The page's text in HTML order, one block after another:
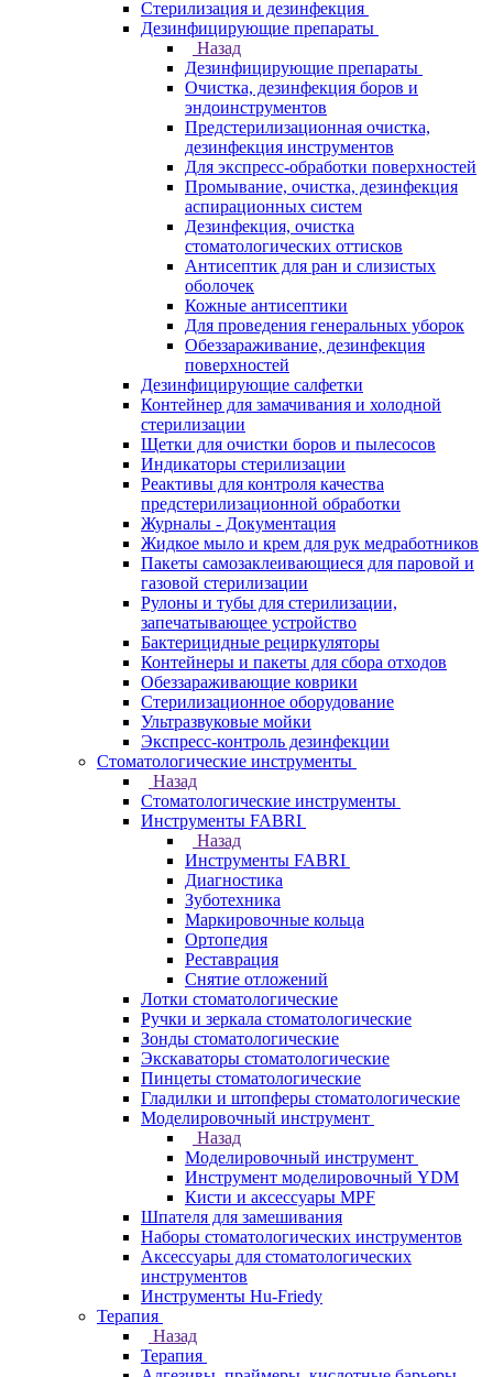
Стерилизация и дезинфекция
Дезинфицирующие препараты
Назад
Дезинфицирующие препараты
Очистка, дезинфекция боров и
эндоинструментов
Предстерилизационная очистка,
дезинфекция инструментов
Для экспресс-обработки поверхностей
Промывание, очистка, дезинфекция
аспирационных систем
Дезинфекция, очистка
стоматологических оттисков
Антисептик для ран и слизистых
оболочек
Кожные антисептики
Для проведения генеральных уборок
Обеззараживание, дезинфекция
поверхностей
Дезинфицирующие салфетки
Контейнер для замачивания и холодной
стерилизации
Щетки для очистки боров и пылесосов
Индикаторы стерилизации
Реактивы для контроля качества
предстерилизационной обработки
Журналы - Документация
Жидкое мыло и крем для рук медработников
Пакеты самозаклеивающиеся для паровой и
газовой стерилизации
Рулоны и тубы для стерилизации,
запечатывающее устройство
Бактерицидные рециркуляторы
Контейнеры и пакеты для сбора отходов
Обеззараживающие коврики
Стерилизационное оборудование
Ультразвуковые мойки
Экспресс-контроль дезинфекции
Стоматологические инструменты
Назад
Стоматологические инструменты
Инструменты FABRI
Назад
Инструменты FABRI
Диагностика
Зуботехника
Маркировочные кольца
Ортопедия
Реставрация
Снятие отложений
Лотки стоматологические
Ручки и зеркала стоматологические
Зонды стоматологические
Экскаваторы стоматологические
Пинцеты стоматологические
Гладилки и штопферы стоматологические
Моделировочный инструмент
Назад
Моделировочный инструмент
Инструмент моделировочный YDM
Кисти и аксессуары MPF
Шпателя для замешивания
Наборы стоматологических инструментов
Аксессуары для стоматологических
инструментов
Инструменты Hu-Friedy
Терапия
Назад
Терапия